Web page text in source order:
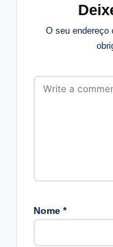
O seu endereço
Nome *